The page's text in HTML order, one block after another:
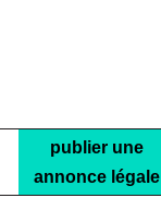
publier une
annonce légale